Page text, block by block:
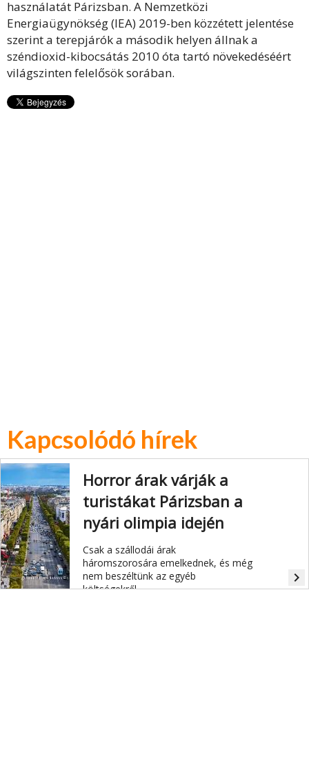
használatát Párizsban. A Nemzetközi
Energiaügynökség (IEA) 2019-ben közzétett jelentése
szerint a terepjárók a második helyen állnak a
széndioxid-kibocsátás 2010 óta tartó növekedéséért
világszinten felelősök sorában.
Kapcsolódó hírek
Horror árak várják a
turistákat Párizsban a
nyári olimpia idején
Csak a szállodái árak
háromszorosára emelkednek, és még
nem beszéltünk az egyéb
költségekről.
navigate_next